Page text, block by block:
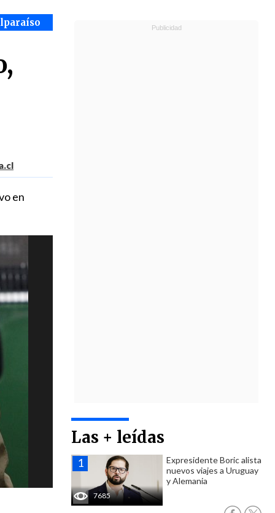
en
Las + leídas
7685
Expresidente Boric alista
nuevos viajes a Uruguay
y Alemania